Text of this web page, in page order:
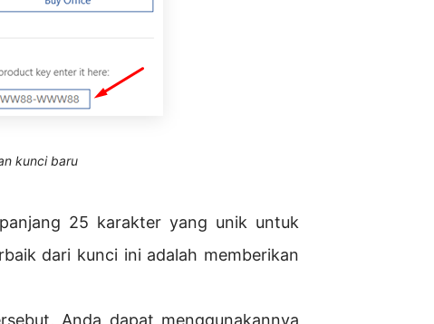
kunci baru
25 karakter yang unik untuk
dari kunci ini adalah memberikan
Anda dapat menggunakannya